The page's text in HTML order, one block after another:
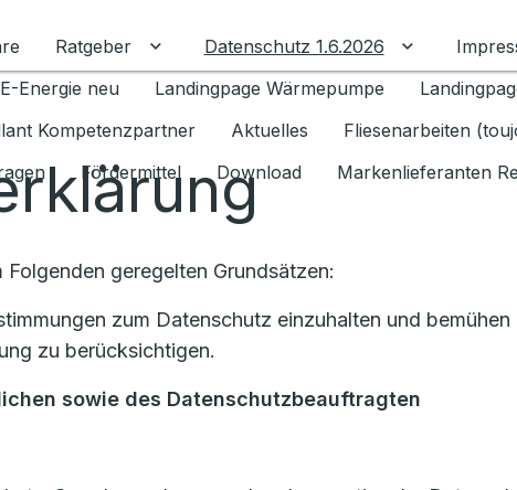
Ratgeber Untermenü für Ratgeber umschalten
Datenschutz 1.6.2026 Untermenü
Energie neu Landingpage Wärmepumpe
Kompetenzpartner
Aktuelles Fliesenarbeiten
Fördermittel Download Markenlieferanten
geregelten Grundsätzen:
zum Datenschutz einzuhalten und
zu berücksichtigen.
sowie des Datenschutzbeauftragten